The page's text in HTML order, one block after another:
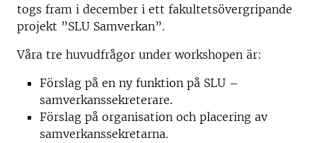
togs fram i december i ett fakultetsövergripande
projekt ”SLU Samverkan”.
Våra tre huvudfrågor under workshopen är:
Förslag på en ny funktion på SLU –
samverkanssekreterare.
Förslag på organisation och placering av
samverkanssekretarna.